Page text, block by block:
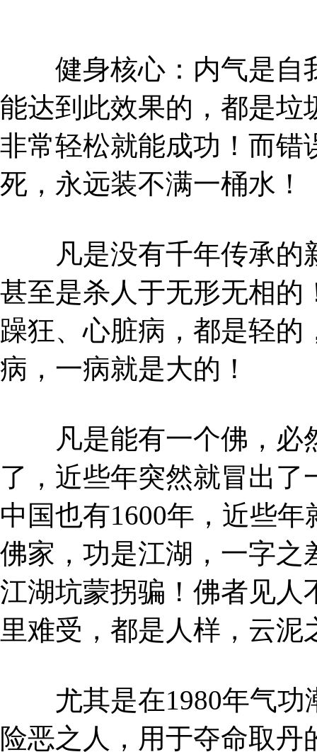
健身核心：内气是自
能达到此效果的，都是垃
非常轻松就能成功！而错
死，永远装不满一桶水！
凡是没有千年传承的
甚至是杀人于无形无相的
躁狂、心脏病，都是轻
病，一病就是大的！
凡是能有一个佛，必
了，近些年突然就冒出
中国也有1600年，近些
佛家，功是江湖，一字之
江湖坑蒙拐骗！佛者见人
里难受，都是人样，云泥
尤其是在1980年气功
险恶之人，用于夺命取丹